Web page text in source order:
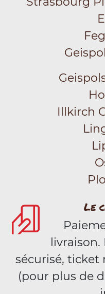
Illkirch
Le
sécurisé, ticket
(pour plus de